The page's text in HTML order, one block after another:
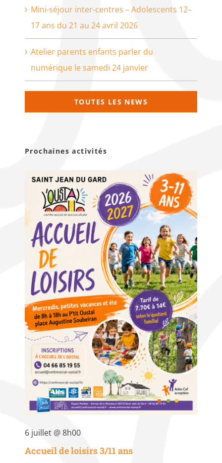
Mini-séjour inter-centres – Adolescents 12–
17 ans du 21 au 24 avril 2026
Atelier parents enfants parler du
numérique le samedi 24 janvier
TOUTES LES NEWS
Prochaines activités
6 juillet @ 8h00
Accueil de loisirs 3/11 ans